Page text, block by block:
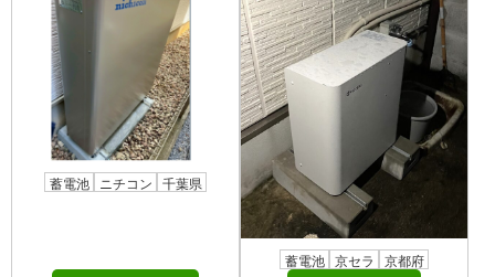
蓄電池 ニチコン 千葉県
蓄電池 京セラ 京都府